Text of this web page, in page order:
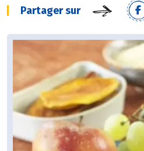
Partager sur